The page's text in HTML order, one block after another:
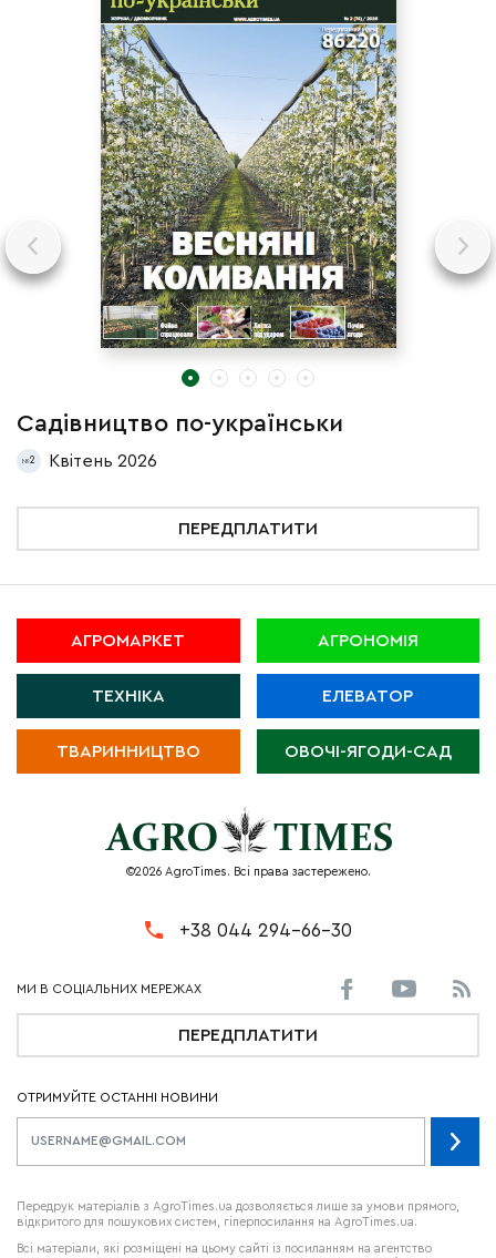
Садівництво по-українськи
2 Квітень 2026
ПЕРЕДПЛАТИТИ
АГРОМАРКЕТ АГРОНОМІЯ
ТЕХНІКА ЕЛЕВАТОР
ТВАРИННИЦТВО ОВОЧІ-ЯГОДИ-САД
©2026 AgroTimes. Всі права застережено.
+38 044 294-66-30
ПЕРЕДПЛАТИТИ
ОТРИМУЙТЕ ОСТАННІ НОВИНИ
Передрук матеріалів з AgroTimes.ua дозволяється лише за умови прямого,
відкритого для пошукових систем, гіперпосилання на AgroTimes.ua.
Всі матеріали, які розміщені на цьому сайті із посиланням на агентство